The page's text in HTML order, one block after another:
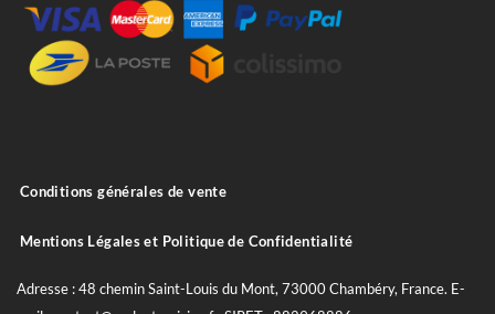
Conditions générales de vente
Mentions Légales et Politique de Confidentialité
Adresse : 48 chemin Saint-Louis du Mont, 73000 Chambéry, France. E-